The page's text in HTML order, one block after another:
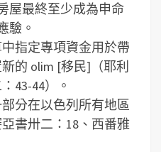
屋最終至少成為申命
驗。
指定專項資金用於帶
的 olim [移民]（耶利
43-44）。
分在以色列所有地區
書卅二：18、西番雅